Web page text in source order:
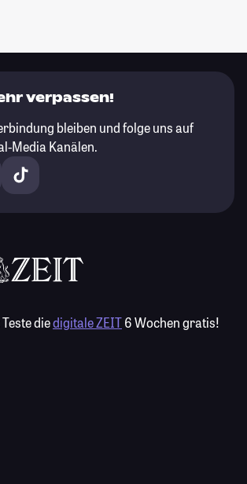
verpassen!
bleiben und folge uns auf
Media Kanälen.
Teste diedigitale ZEIT6 Wochen gratis!